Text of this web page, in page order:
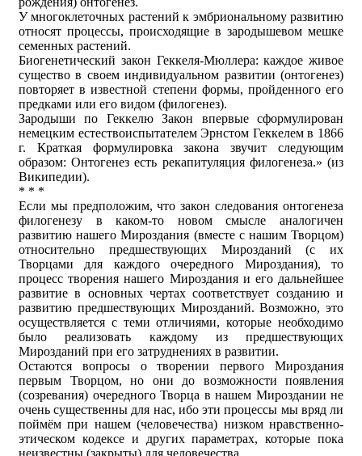
У многоклеточных растений к эмбриональному развитию
относят процессы, происходящие в зародышевом мешке
семенных растений.
Биогенетический закон Геккеля-Мюллера: каждое живое
существо в своем индивидуальном развитии (онтогенез)
повторяет в известной степени формы, пройденного его
предками или его видом (филогенез).
Зародыши по Геккелю Закон впервые сформулирован
немецким естествоиспытателем Эрнстом Геккелем в 1866
г. Краткая формулировка закона звучит следующим
образом: Онтогенез есть рекапитуляция филогенеза.» (из
Википедии).
* * *
Если мы предположим, что закон следования онтогенеза
филогенезу в каком-то новом смысле аналогичен
развитию нашего Мироздания (вместе с нашим Творцом)
относительно предшествующих Мирозданий (с их
Творцами для каждого очередного Мироздания), то
процесс творения нашего Мироздания и его дальнейшее
развитие в основных чертах соответствует созданию и
развитию предшествующих Мирозданий. Возможно, это
осуществляется с теми отличиями, которые необходимо
было реализовать каждому из предшествующих
Мирозданий при его затруднениях в развитии.
Остаются вопросы о творении первого Мироздания
первым Творцом, но они до возможности появления
(созревания) очередного Творца в нашем Мироздании не
очень существенны для нас, ибо эти процессы мы вряд ли
поймём при нашем (человечества) низком нравственно-
этическом кодексе и других параметрах, которые пока